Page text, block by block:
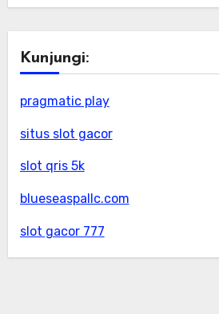
Kunjungi:
pragmatic play
situs slot gacor
slot qris 5k
blueseaspallc.com
slot gacor 777